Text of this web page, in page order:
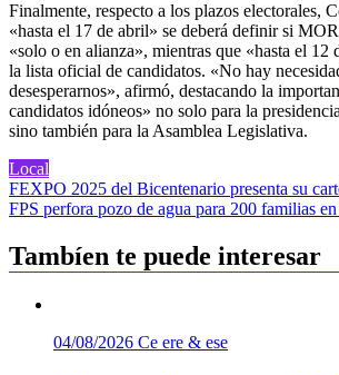
Finalmente, respecto a los plazos electorales,
«hasta el 17 de abril» se deberá definir si
«solo o en alianza», mientras que «hasta el 12
la lista oficial de candidatos. «No hay
desesperarnos», afirmó, destacando la
candidatos idóneos» no solo para la
sino también para la Asamblea Legislativa.
Local
Navegación
de
entradas
FEXPO 2025 del Bicentenario presenta su
FPS perfora pozo de agua para 200 familias
Tambíen te puede interesar
04/08/2026 Ce ere & ese